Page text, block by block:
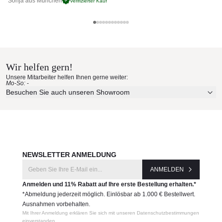
5358GIT
Hersteller:
Erleben Sie unsere Stoffe und Materialien ganz in Ruhe in
Ihren eigenen vier Wänden.
Aktuelle Originalstoffe des Herstellers
Wir helfen gern!
Unsere Mitarbeiter helfen Ihnen gerne weiter:
Mo-So: -
Besuchen Sie auch unseren Showroom
NEWSLETTER ANMELDUNG
ANMELDEN
Anmelden und 11% Rabatt auf Ihre erste Bestellung erhalten.*
*Abmeldung jederzeit möglich. Einlösbar ab 1.000 € Bestellwert.
Ausnahmen vorbehalten.
Mit Ihrer Anmeldung erklären Sie sich mit unseren Datenschutzbestimmungen
einverstanden.